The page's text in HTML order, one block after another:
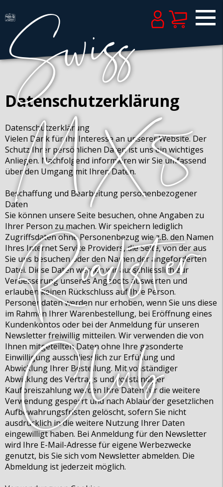
Datenschutzerklärung
Datenschutzerklärung
Vielen Dank für Ihr Interesse an unserer Website. Der
Schutz Ihrer persönlichen Daten ist uns ein wichtiges
Anliegen. Nachfolgend informieren wir Sie umfassend
über den Umgang mit Ihren Daten.
Beschaffung und Bearbeitung personenbezogener
Daten
Sie können unsere Seite besuchen, ohne Angaben zu
Ihrer Person zu machen. Wir speichern lediglich
Zugriffsdaten ohne Personenbezug wie z.B. den Namen
Ihres Internet Service Providers, die Seite, von der aus
Sie uns besuchen oder den Namen der angeforderten
Datei. Diese Daten werden wir ausschliesslich zur
Verbesserung unseres Angebots auswerten und
erlauben keinen Rückschluss auf Ihre Person.
Personendaten werden nur erhoben, wenn Sie uns diese
im Rahmen Ihrer Warenbestellung, bei Eröffnung eines
Kundenkontos oder bei der Anmeldung für unseren
Newsletterfreiwillig mitteilen. Wir verwenden die von
Ihnen mitgeteilten Daten ohne Ihre gesonderte
Einwilligung ausschliesslich zur Erfüllung und
Abwicklung Ihrer Bestellung. Mit vollständiger
Abwicklung des Vertrags und vollständiger
Kaufpreiszahlung werden Ihre Daten für die weitere
Verwendung gesperrt und nach Ablauf der gesetzlichen
Aufbewahrungsfristen gelöscht, sofern Sie nicht
ausdrücklich in die weitere Nutzung Ihrer Daten
eingewilligt haben. Bei Anmeldung für den Newsletter
wird Ihre E-Mail-Adresse für eigene Werbezwecke
genutzt, bis Sie sich vom Newsletter abmelden. Die
Abmeldung ist jederzeit möglich.